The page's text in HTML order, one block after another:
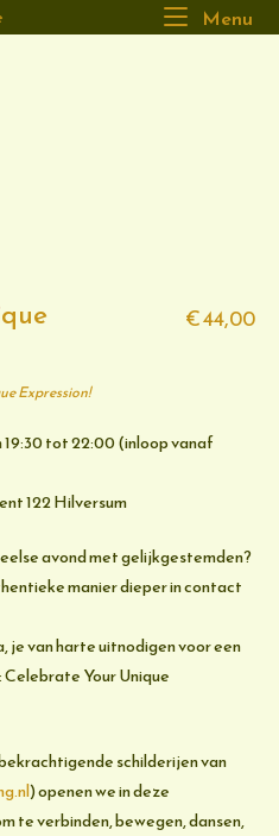
Menu
€44,00
Expression!
tot 22:00 (inloop vanaf
122 Hilversum
avond met gelijkgestemden?
manier dieper in contact
je van harte uitnodigen voor een
Your Unique
schilderijen van
) openen we in deze
te verbinden, bewegen, dansen,